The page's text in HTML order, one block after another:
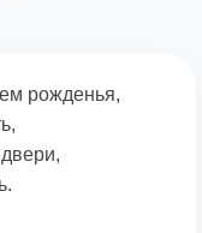
рожденья,